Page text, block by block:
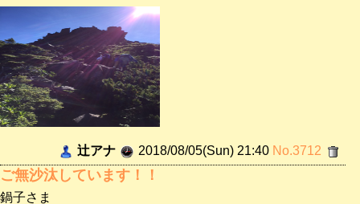
辻アナ 2018/08/05(Sun) 21:40 No.3712
ご無沙汰しています！！
鍋子さま